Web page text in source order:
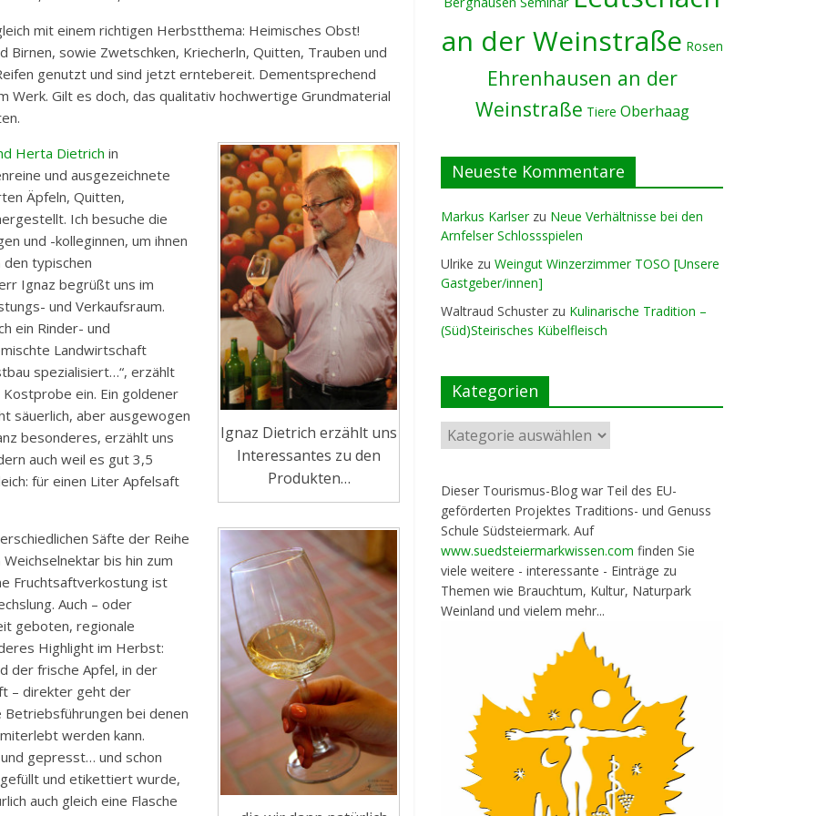
mit einem richtigen Herbstthema: Heimisches Obst!
Birnen, sowie Zwetschken, Kriecherln, Quitten, Trauben und
genutzt und sind jetzt erntebereit. Dementsprechend
Werk. Gilt es doch, das qualitativ hochwertige Grundmaterial
Ignaz Dietrich erzählt uns
Interessantes zu den
Produkten…
Herta Dietrich in
und ausgezeichnete
Äpfeln, Quitten,
Ich besuche die
und -kolleginnen, um ihnen
typischen
Ignaz begrüßt uns im
und Verkaufsraum.
ein Rinder- und
Landwirtschaft
spezialisiert…“, erzählt
ein. Ein goldener
säuerlich, aber ausgewogen
besonderes, erzählt uns
auch weil es gut 3,5
für einen Liter Apfelsaft
Säfte der Reihe
bis hin zum
Fruchtsaftverkostung ist
Auch – oder
geboten, regionale
Highlight im Herbst:
der frische Apfel, in der
– direkter geht der
Betriebsführungen bei denen
werden kann.
gepresst… und schon
und etikettiert wurde,
auch gleich eine Flasche
an der Weinstraße Rosen
Ehrenhausen an der
Weinstraße Tiere Oberhaag
Neueste Kommentare
Markus Karlserzu Neue Verhältnisse bei den
Arnfelser Schlossspielen
Ulrike zu Weingut Winzerzimmer TOSO [Unsere
Gastgeber/innen]
Waltraud Schuster zu Kulinarische Tradition –
(Süd)Steirisches Kübelfleisch
Kategorien
Dieser Tourismus-Blog war Teil des EU-
geförderten Projektes Traditions- und Genuss
Schule Südsteiermark. Auf
www.suedsteiermarkwissen.com finden Sie
viele weitere - interessante - Einträge zu
Themen wie Brauchtum, Kultur, Naturpark
Weinland und vielem mehr...